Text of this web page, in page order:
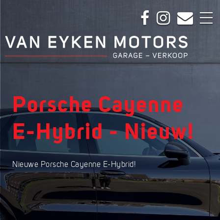
Porsche Cayenne
E-Hybrid - Nieuw!
Nieuwe Porsche Cayenne E-Hybrid!